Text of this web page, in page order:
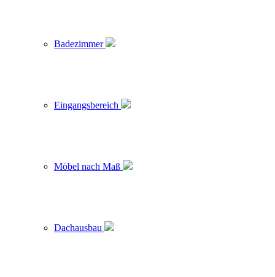
Badezimmer
Eingangsbereich
Möbel nach Maß
Dachausbau